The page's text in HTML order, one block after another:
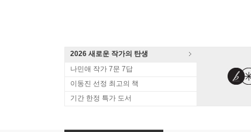
2026 새로운 작가의 탄생
나민애 작가 7문 7답
이동진 선정 최고의 책
기간 한정 특가 도서